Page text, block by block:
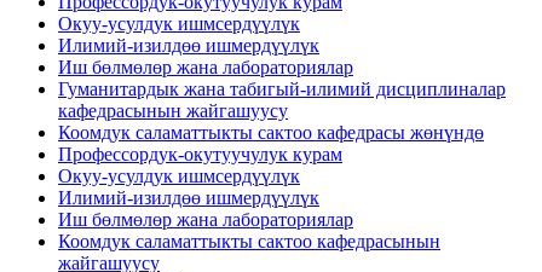
Окуу-усулдук ишмсердүүлүк
Илимий-изилдөө ишмердүүлүк
Иш бөлмөлөр жана лабораториялар
Гуманитардык жана табигый-илимий дисциплиналар
кафедрасынын жайгашуусу
Коомдук саламаттыкты сактоо кафедрасы жөнүндө
Профессордук-окутуучулук курам
Окуу-усулдук ишмсердүүлүк
Илимий-изилдөө ишмердүүлүк
Иш бөлмөлөр жана лабораториялар
Коомдук саламаттыкты сактоо кафедрасынын
жайгашуусу